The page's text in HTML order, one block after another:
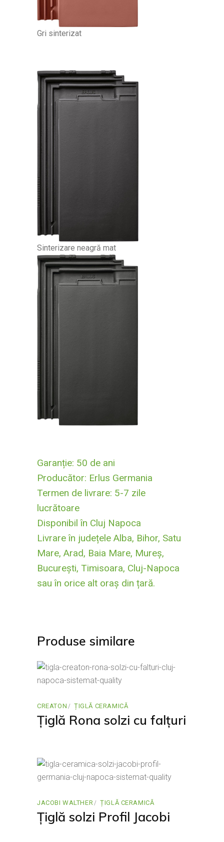
Gri sinterizat
Sinterizare neagră mat
Garanție: 50 de ani
Producător: Erlus Germania
Termen de livrare: 5-7 zile
lucrătoare
Disponibil în Cluj Napoca
Livrare în județele Alba, Bihor, Satu
Mare, Arad, Baia Mare, Mureș,
București, Timisoara, Cluj-Napoca
sau în orice alt oraș din țară.
Produse similare
CREATON ȚIGLĂ CERAMICĂ
Țiglă Rona solzi cu falțuri
JACOBI WALTHER ȚIGLĂ CERAMICĂ
Țiglă solzi Profil Jacobi